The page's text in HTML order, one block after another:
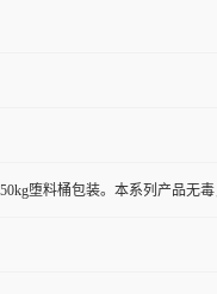
堕料桶包装。本系列产品无